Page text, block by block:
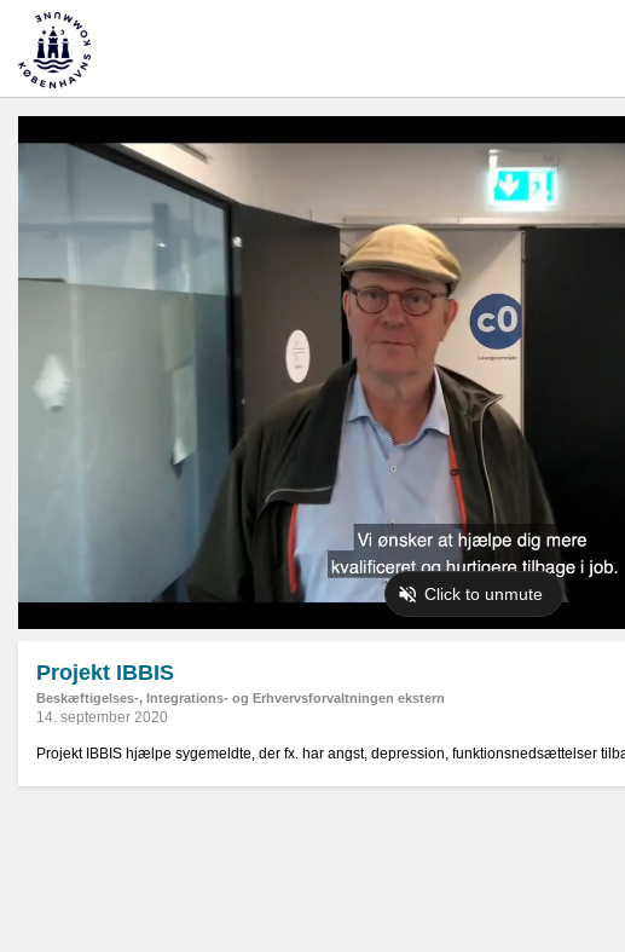
Projekt IBBIS
Beskæftigelses-, Integrations- og Erhvervsforvaltningen ekstern
14. september 2020
Projekt IBBIS hjælpe sygemeldte, der fx. har angst, depression, funktionsnedsættelser